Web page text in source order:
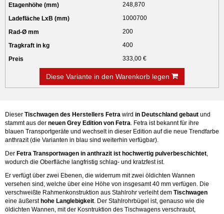
248,870
1000700
200
400
333,00 €
Diese Variante in den Warenkorb legen
Dieser Tischwagen des Herstellers Fetra wird in Deutschland gebaut und
stammt aus der neuen Grey Edition von Fetra. Fetra ist bekannt für ihre
blauen Transportgeräte und wechselt in dieser Edition auf die neue Trendfarbe
anthrazit (die Varianten in blau sind weiterhin verfügbar).
Der Fetra Transportwagen in anthrazit ist hochwertig pulverbeschichtet,
wodurch die Oberfläche langfristig schlag- und kratzfest ist.
Er verfügt über zwei Ebenen, die widerrum mit zwei öldichten Wannen
versehen sind, welche über eine Höhe von insgesamt 40 mm verfügen. Die
verschweißte Rahmenkonstruktion aus Stahlrohr verleiht dem Tischwagen
eine äußerst hohe Langlebigkeit. Der Stahlrohrbügel ist, genauso wie die
öldichten Wannen, mit der Kosntruktion des Tischwagens verschraubt,